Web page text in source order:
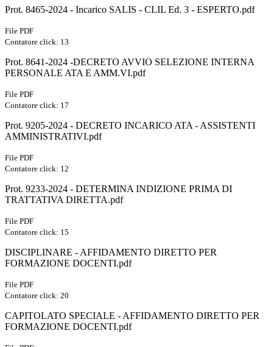
Prot. 8465-2024 - Incarico SALIS - CLIL Ed. 3 - ESPERTO.pdf
File PDF
Contatore click: 13
Prot. 8641-2024 -DECRETO AVVIO SELEZIONE INTERNA
PERSONALE ATA E AMM.VI.pdf
File PDF
Contatore click: 17
Prot. 9205-2024 - DECRETO INCARICO ATA - ASSISTENTI
AMMINISTRATIVI.pdf
File PDF
Contatore click: 12
Prot. 9233-2024 - DETERMINA INDIZIONE PRIMA DI
TRATTATIVA DIRETTA.pdf
File PDF
Contatore click: 15
DISCIPLINARE - AFFIDAMENTO DIRETTO PER
FORMAZIONE DOCENTI.pdf
File PDF
Contatore click: 20
CAPITOLATO SPECIALE - AFFIDAMENTO DIRETTO PER
FORMAZIONE DOCENTI.pdf